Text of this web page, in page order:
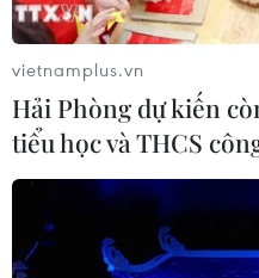
06/08/2026 15:34
Italy và Hy Lạp trở thành
của virus Tây sông Nile
06/08/2026 13:24
vietnamplus.vn
Hải Phòng dự kiến
tiểu học và THCS